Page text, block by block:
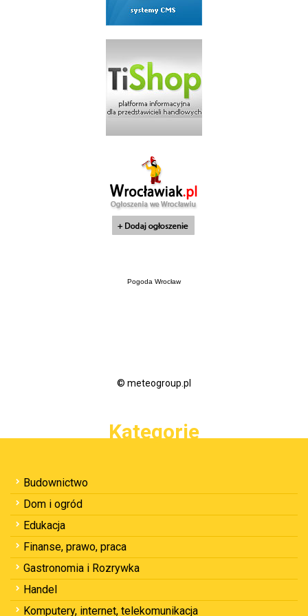
Pogoda Wrocław
© meteogroup.pl
Kategorie
Budownictwo
Dom i ogród
Edukacja
Finanse, prawo, praca
Gastronomia i Rozrywka
Handel
Komputery, internet, telekomunikacja